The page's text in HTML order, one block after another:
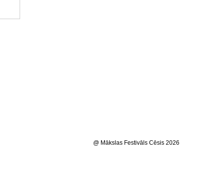
@ Mākslas Festivāls Cēsis 2026